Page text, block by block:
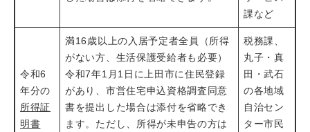
課など
令和6
年分の
所得証
明書
満16歳以上の入居予定者全員（所得
がない方、生活保護受給者も必要）
令和7年1月1日に上田市に住民登録
があり、市営住宅申込資格調査同意
書を提出した場合は添付を省略でき
ます。ただし、所得が未申告の方は
税務課、
丸子・真
田・武石
の各地域
自治セン
ター市民